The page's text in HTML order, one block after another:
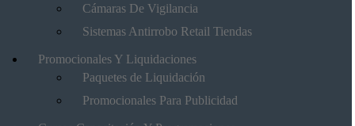
Cámaras De Vigilancia
Sistemas Antirrobo Retail Tiendas
Promocionales Y Liquidaciones
Paquetes de Liquidación
Promocionales Para Publicidad